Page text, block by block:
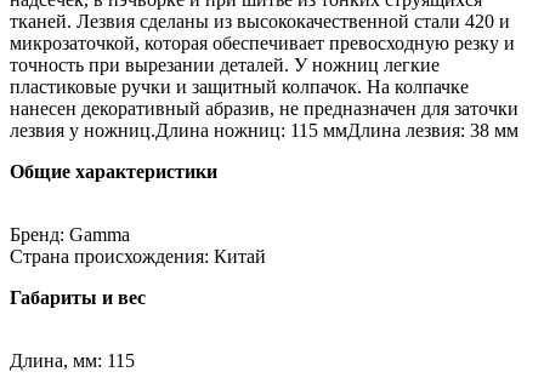
тканей. Лезвия сделаны из высококачественной стали 420 и
микрозаточкой, которая обеспечивает превосходную резку и
точность при вырезании деталей. У ножниц легкие
пластиковые ручки и защитный колпачок. На колпачке
нанесен декоративный абразив, не предназначен для заточки
лезвия у ножниц.Длина ножниц: 115 ммДлина лезвия: 38 мм
Общие характеристики
Бренд: Gamma
Страна происхождения: Китай
Габариты и вес
Длина, мм: 115